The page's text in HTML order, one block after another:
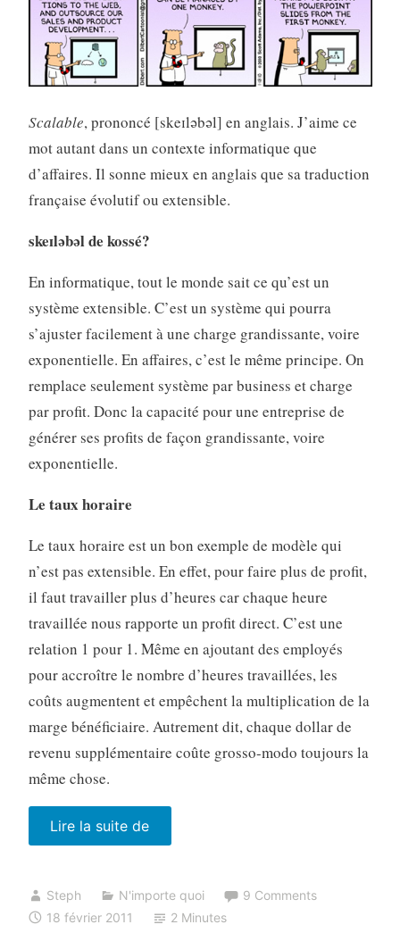
Scalable, prononcé [skeɪləbəl] en anglais. J’aime ce
mot autant dans un contexte informatique que
d’affaires. Il sonne mieux en anglais que sa traduction
française évolutif ou extensible.
skeɪləbəl de kossé?
En informatique, tout le monde sait ce qu’est un
système extensible. C’est un système qui pourra
s’ajuster facilement à une charge grandissante, voire
exponentielle. En affaires, c’est le même principe. On
remplace seulement système par business et charge
par profit. Donc la capacité pour une entreprise de
générer ses profits de façon grandissante, voire
exponentielle.
Le taux horaire
Le taux horaire est un bon exemple de modèle qui
n’est pas extensible. En effet, pour faire plus de profit,
il faut travailler plus d’heures car chaque heure
travaillée nous rapporte un profit direct. C’est une
relation 1 pour 1. Même en ajoutant des employés
pour accroître le nombre d’heures travaillées, les
coûts augmentent et empêchent la multiplication de la
marge bénéficiaire. Autrement dit, chaque dollar de
revenu supplémentaire coûte grosso-modo toujours la
même chose.
Lire la suite de« Skeɪləbəl »
Steph N'importe quoi
9 Comments
18 février 2011
2 Minutes